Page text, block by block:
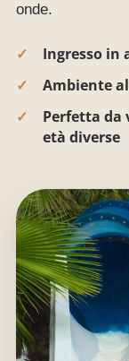
onde.
Ingresso in
Ambiente
Perfetta da
età diverse